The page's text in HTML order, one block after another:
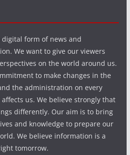
form of news and
We want to give our viewers
on the world around us.
to make changes in the
the administration on every
us. We believe strongly that
differently. Our aim is to bring
and knowledge to prepare our
We believe information is a
tomorrow.